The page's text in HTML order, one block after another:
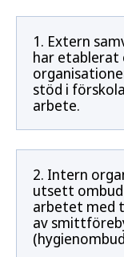
1. Extern
har etablerat
stöd i
arbete.
2. Intern
utsett
arbetet med
av